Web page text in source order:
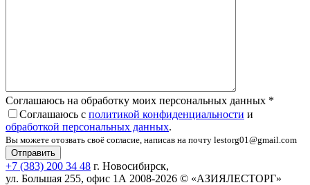
Соглашаюсь на обработку моих персональных данных *
Соглашаюсь с политикой конфиденциальности и
обработкой персональных данных.
Вы можете отозвать своё согласие, написав на почту lestorg01@gmail.com
+7 (383) 200 34 48 г. Новосибирск,
ул. Большая 255, офис 1А 2008-2026 © «АЗИЯЛЕСТОРГ»